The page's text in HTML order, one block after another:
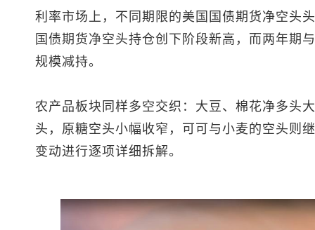
利率市场上，不同期限的美国国债期货净空头
国债期货净空头持仓创下阶段新高，而两年期
规模减持。
农产品板块同样多空交织：大豆、棉花净多头
头，原糖空头小幅收窄，可可与小麦的空头则
变动进行逐项详细拆解。